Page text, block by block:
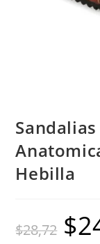
Hebilla
$28,72
El
precio
original
$